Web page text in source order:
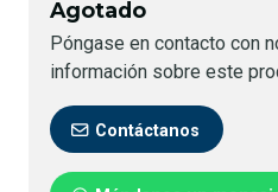
Agotado
Póngase en contacto con
información sobre este
Contáctanos